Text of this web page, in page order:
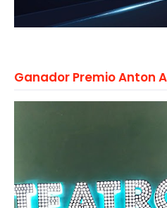
Ganador Premio Anton